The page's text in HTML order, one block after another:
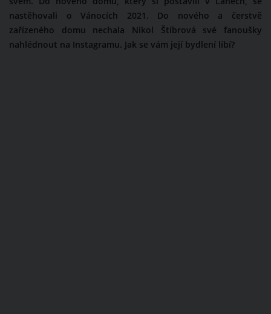
nastěhovali o Vánocích 2021. Do nového a čerstvě
zařízeného domu nechala Nikol Štíbrová své fanoušky
nahlédnout na Instagramu. Jak se vám její bydlení líbí?